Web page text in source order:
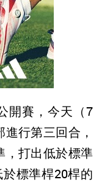
行第三回合，
，打出低於標準
標準桿20桿的